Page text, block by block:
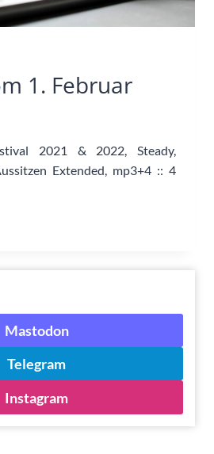
1. Februar
2021 & 2022, Steady,
Extended, mp3+4 :: 4
Mastodon
Telegram
Instagram